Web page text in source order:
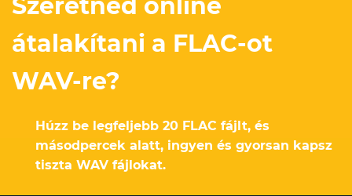
Szeretnéd online
átalakítani a FLAC-ot
WAV-re?
Húzz be legfeljebb 20 FLAC fájlt, és
másodpercek alatt, ingyen és gyorsan kapsz
tiszta WAV fájlokat.